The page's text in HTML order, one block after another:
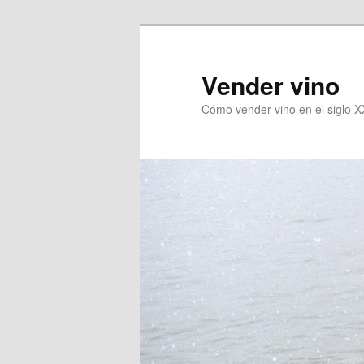
Vender vino
Cómo vender vino en el siglo